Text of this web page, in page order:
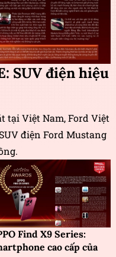
SUV điện hiệu
tại Việt Nam, Ford Việt
điện Ford Mustang
Find X9 Series:
cao cấp của